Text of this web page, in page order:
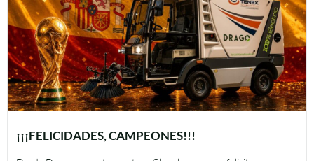
¡¡¡FELICIDADES, CAMPEONES!!!